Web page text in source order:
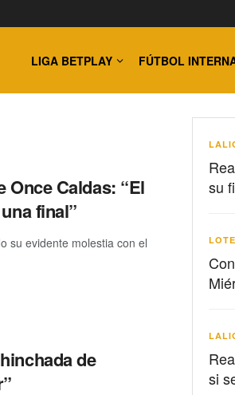
LIGA BETPLAY FÚTBOL
Once Caldas: “El
final”
su evidente molestia con el
de
su
si